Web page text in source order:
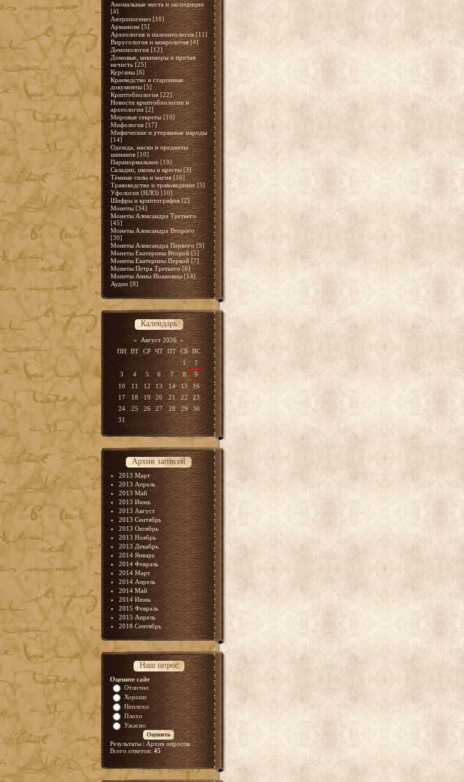
Аномальные места и экспедиции
[4]
Антропогенез [10]
Арманизм [5]
Археология и палеонтология [11]
Вирусология и микрология [4]
Демонология [12]
Домовые, кикиморы и прочая
нечисть [25]
Курганы [6]
Краеведство и старинные
документы [5]
Криптобиология [22]
Новости криптобиологии и
археологии [2]
Мировые секреты [10]
Мифология [17]
Мифические и утерянные народы
[14]
Одежда, маски и предметы
шаманов [10]
Паранормальное [19]
Складни, иконы и кресты [3]
Тёмные силы и магия [16]
Травоведство и травоведение [5]
Уфология (НЛО) [10]
Шифры и криптография [2]
Монеты [34]
Монеты Александра Третьего
[45]
Монеты Александра Второго
[39]
Монеты Александра Первого [9]
Монеты Екатерины Второй [5]
Монеты Екатерины Первой [7]
Монеты Петра Третьего [6]
Монеты Анны Иоановны [14]
Аудио [8]
Календарь
« Август 2026 »
ПН ВТ СР ЧТ ПТ СБ ВС
1
2
3
4 5 6 7 8
9
10
11 12 13 14 15
16
17
18 19 20 21 22
23
24
25 26 27 28 29
30
31
Архив записей
2013 Март
2013 Апрель
2013 Май
2013 Июнь
2013 Август
2013 Сентябрь
2013 Октябрь
2013 Ноябрь
2013 Декабрь
2014 Январь
2014 Февраль
2014 Март
2014 Апрель
2014 Май
2014 Июнь
2015 Февраль
2015 Апрель
2018 Сентябрь
Наш опрос
Оцените сайт
Отлично
Хорошо
Неплохо
Плохо
Ужасно
Результаты| Архив опросов
Всего ответов:45